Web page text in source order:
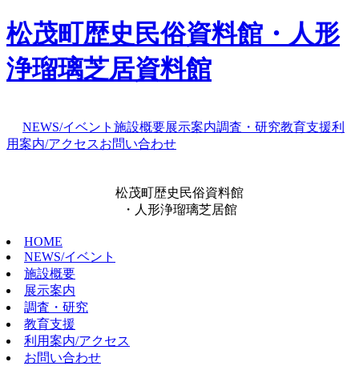
松茂町歴史民俗資料館・人形
浄瑠璃芝居資料館
NEWS/イベント 施設概要展示案内調査・研究教育支援利
用案内/アクセスお問い合わせ
松茂町歴史民俗資料館
・人形浄瑠璃芝居館
HOME
NEWS/イベント
施設概要
展示案内
調査・研究
教育支援
利用案内/アクセス
お問い合わせ